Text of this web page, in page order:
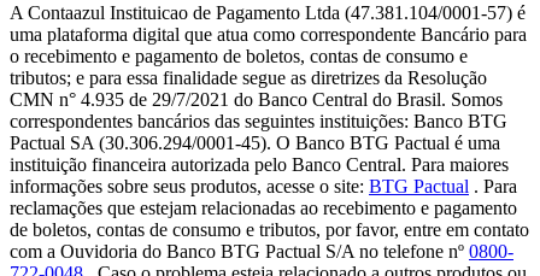
A Contaazul Instituicao de Pagamento Ltda (47.381.104/0001-57) é
uma plataforma digital que atua como correspondente Bancário para
o recebimento e pagamento de boletos, contas de consumo e
tributos; e para essa finalidade segue as diretrizes da Resolução
CMN n° 4.935 de 29/7/2021 do Banco Central do Brasil. Somos
correspondentes bancários das seguintes instituições: Banco BTG
Pactual SA (30.306.294/0001-45). O Banco BTG Pactual é uma
instituição financeira autorizada pelo Banco Central. Para maiores
informações sobre seus produtos, acesse o site: BTG Pactual . Para
reclamações que estejam relacionadas ao recebimento e pagamento
de boletos, contas de consumo e tributos, por favor, entre em contato
com a Ouvidoria do Banco BTG Pactual S/A no telefone nº 0800-